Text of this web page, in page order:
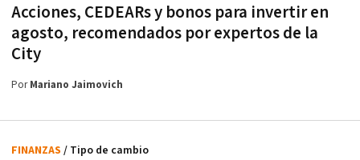
Acciones, CEDEARs y bonos para invertir en
agosto, recomendados por expertos de la
City
PorMariano Jaimovich
FINANZAS / Tipo de cambio